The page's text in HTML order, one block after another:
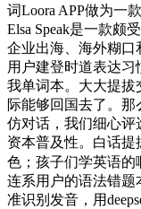
词Loora APP做为一
Elsa Speak是一款颇
企业出海、海外糊
用户建登时道表达
我单词本。大大提拔
际能够回国去了。
仿对话，我们细心
资本普及性。白话
色；孩子们学英语的
连系用户的语法错题
准识别发音，用